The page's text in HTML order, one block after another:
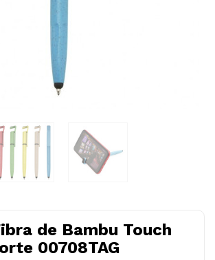
de Bambu Touch
00708TAG